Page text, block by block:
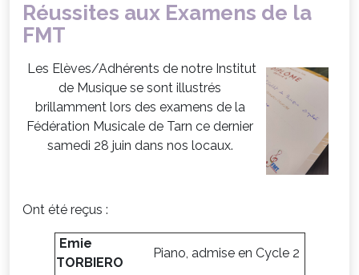
Réussites aux Examens de la
FMT
Les Elèves/Adhérents de notre Institut
de Musique se sont illustrés
brillamment lors des examens de la
Fédération Musicale de Tarn ce dernier
samedi 28 juin dans nos locaux.
Ont été reçus :
Emie
TORBIERO
Piano, admise en Cycle 2